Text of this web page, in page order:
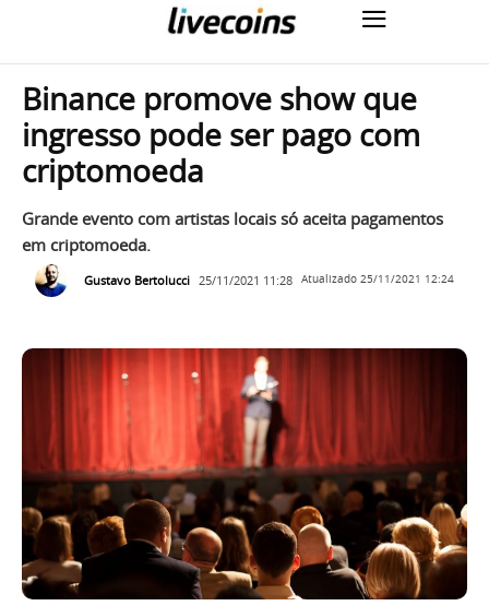
Binance promove show que
ingresso pode ser pago com
criptomoeda
Grande evento com artistas locais só aceita pagamentos
em criptomoeda.
Gustavo Bertolucci 25/11/2021 11:28 Atualizado 25/11/2021 12:24